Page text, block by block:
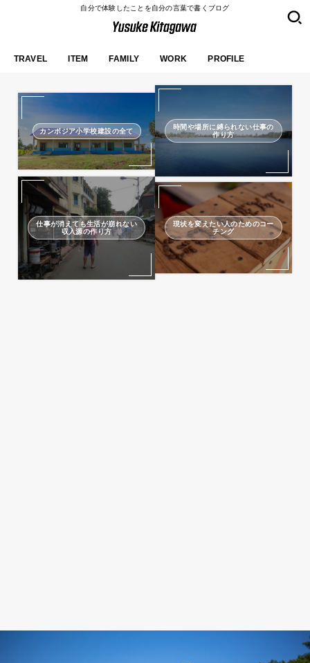
自分で体験したことを自分の言葉で書くブログ
TRAVEL ITEM FAMILY WORK PROFILE
カンボジア小学校建設の全て
時間や場所に縛られない仕事の
作り方
仕事が消えても生活が崩れない
収入源の作り方
現状を変えたい人のためのコー
チング